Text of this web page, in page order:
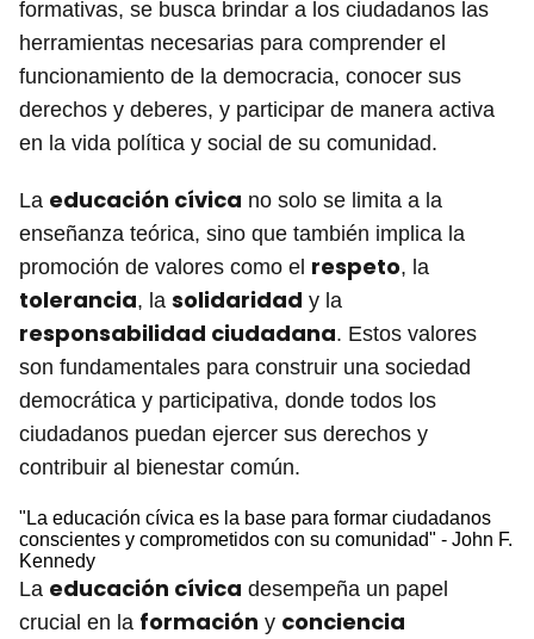
formativas, se busca brindar a los ciudadanos las
herramientas necesarias para comprender el
funcionamiento de la democracia, conocer sus
derechos y deberes, y participar de manera activa
en la vida política y social de su comunidad.
La educación cívica no solo se limita a la
enseñanza teórica, sino que también implica la
promoción de valores como el respeto, la
tolerancia, la solidaridad y la
responsabilidad ciudadana. Estos valores
son fundamentales para construir una sociedad
democrática y participativa, donde todos los
ciudadanos puedan ejercer sus derechos y
contribuir al bienestar común.
"La educación cívica es la base para formar ciudadanos
conscientes y comprometidos con su comunidad" - John F.
Kennedy
La educación cívica desempeña un papel
crucial en la formación y conciencia